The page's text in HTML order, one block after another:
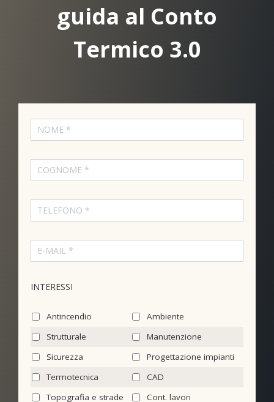
guida al Conto
Termico 3.0
INTERESSI
Antincendio
Ambiente
Strutturale
Manutenzione
Sicurezza
Progettazione impianti
Termotecnica
CAD
Topografia e strade
Cont. lavori